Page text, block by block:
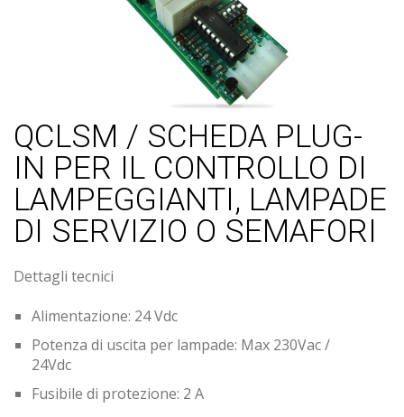
QCLSM / SCHEDA PLUG-
IN PER IL CONTROLLO DI
LAMPEGGIANTI, LAMPADE
DI SERVIZIO O SEMAFORI
Dettagli tecnici
Alimentazione: 24 Vdc
Potenza di uscita per lampade: Max 230Vac /
24Vdc
Fusibile di protezione: 2 A